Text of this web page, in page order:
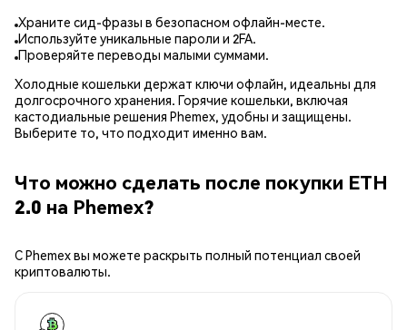
Храните сид-фразы в безопасном офлайн-месте.
Используйте уникальные пароли и 2FA.
Проверяйте переводы малыми суммами.
Холодные кошельки держат ключи офлайн, идеальны для
долгосрочного хранения. Горячие кошельки, включая
кастодиальные решения Phemex, удобны и защищены.
Выберите то, что подходит именно вам.
Что можно сделать после покупки ETH
2.0 на Phemex?
С Phemex вы можете раскрыть полный потенциал своей
криптовалюты.